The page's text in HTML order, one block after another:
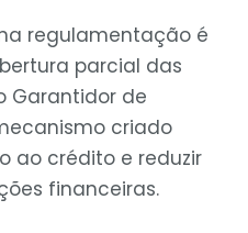
regulamentação é
parcial das
Garantidor de
criado
ao crédito e reduzir
financeiras.